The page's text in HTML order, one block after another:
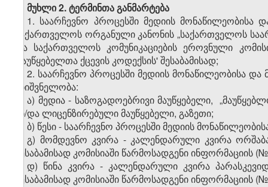
მუხლი 2.ტერმინთა განმარტება
1. საარჩევნო პროცესში მედიის მონაწილეობისა
საქართველოს ორგანული კანონის „საქართველოს
და საქართველოს კომუნიკაციების ეროვნული
'მაუწყებელთა ქცევის კოდექსის' შესაბამისად;
2. საარჩევნო პროცესში მედიის მონაწილეობისა და
მნიშვნელობა:
ა) მედია - საზოგადოებრივი მაუწყებელი,
ან/და ლიცენზირებული მაუწყებელი, გაზეთი;
ბ) წესი - საარჩევნო პროცესში მედიის
გ) მომდევნო კვირა - კალენდარული კვირა
შესაბამისად კომისიაში წარმოსადგენი
დ) წინა კვირა - კალენდარული კვირა
შესაბამისად კომისიაში წარმოსადგენი